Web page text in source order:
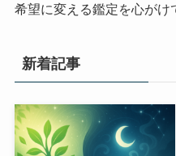
希望に変える鑑定を心がけ
新着記事